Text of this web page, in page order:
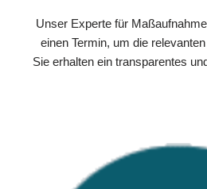
Unser Experte für
einen Termin, um die
Sie erhalten ein transparentes